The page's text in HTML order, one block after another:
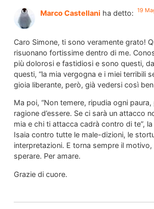
Marco Castellani ha detto: 19
Caro Simone, ti sono veramente grato!
risuonano fortissime dentro di me.
più dolorosi e fastidiosi e sono questi,
questi, “la mia vergogna e i miei terribili
gioia liberante, però, già vedersi così
Ma poi, “Non temere, ripudia ogni
ragione d’essere. Se ci sarà un attacco
mia e chi ti attacca cadrà contro di te”,
Isaia contro tutte le male-dizioni, le
interpretazioni. E torna sempre il
sperare. Per amare.
Grazie di cuore.